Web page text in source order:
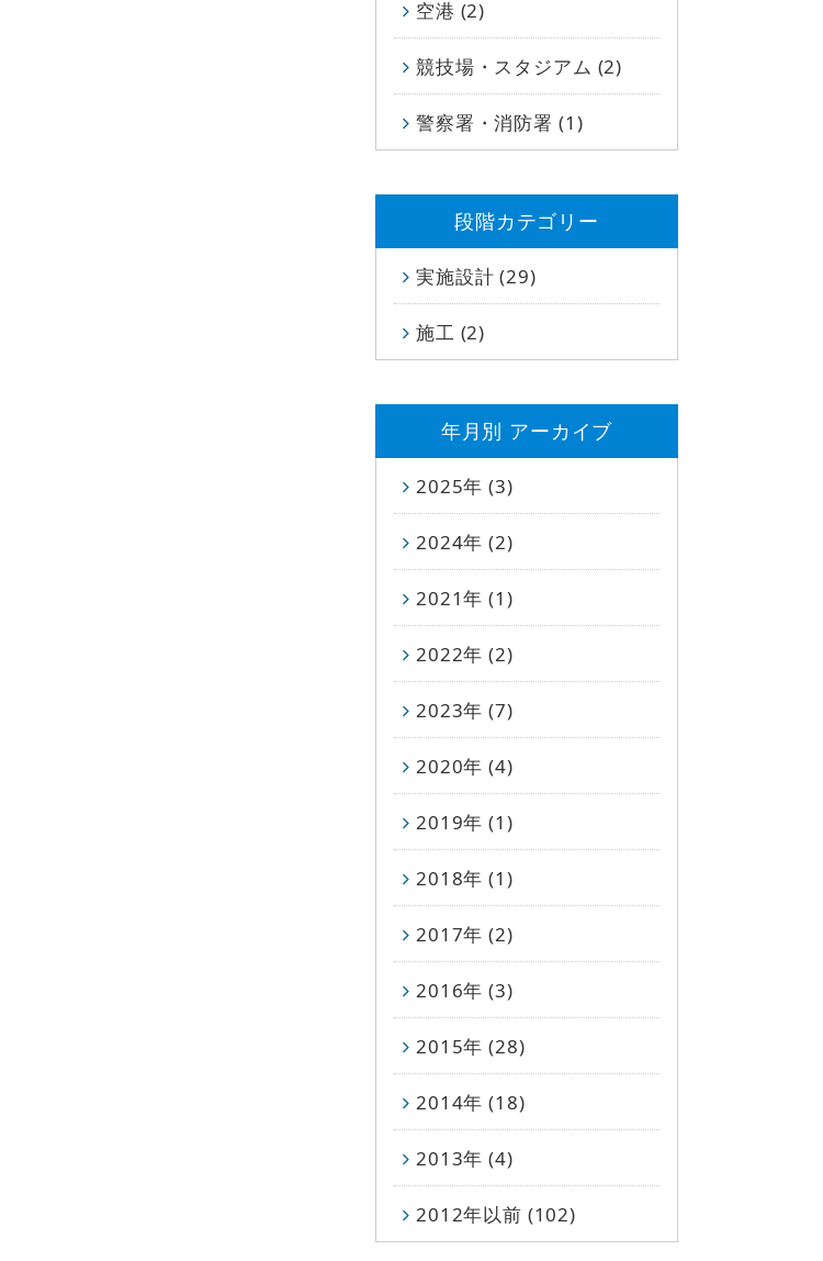
空港 (2)
競技場・スタジアム (2)
警察署・消防署 (1)
段階カテゴリー
実施設計 (29)
施工 (2)
年⽉別 アーカイブ
2025年 (3)
2024年 (2)
2021年 (1)
2022年 (2)
2023年 (7)
2020年 (4)
2019年 (1)
2018年 (1)
2017年 (2)
2016年 (3)
2015年 (28)
2014年 (18)
2013年 (4)
2012年以前 (102)